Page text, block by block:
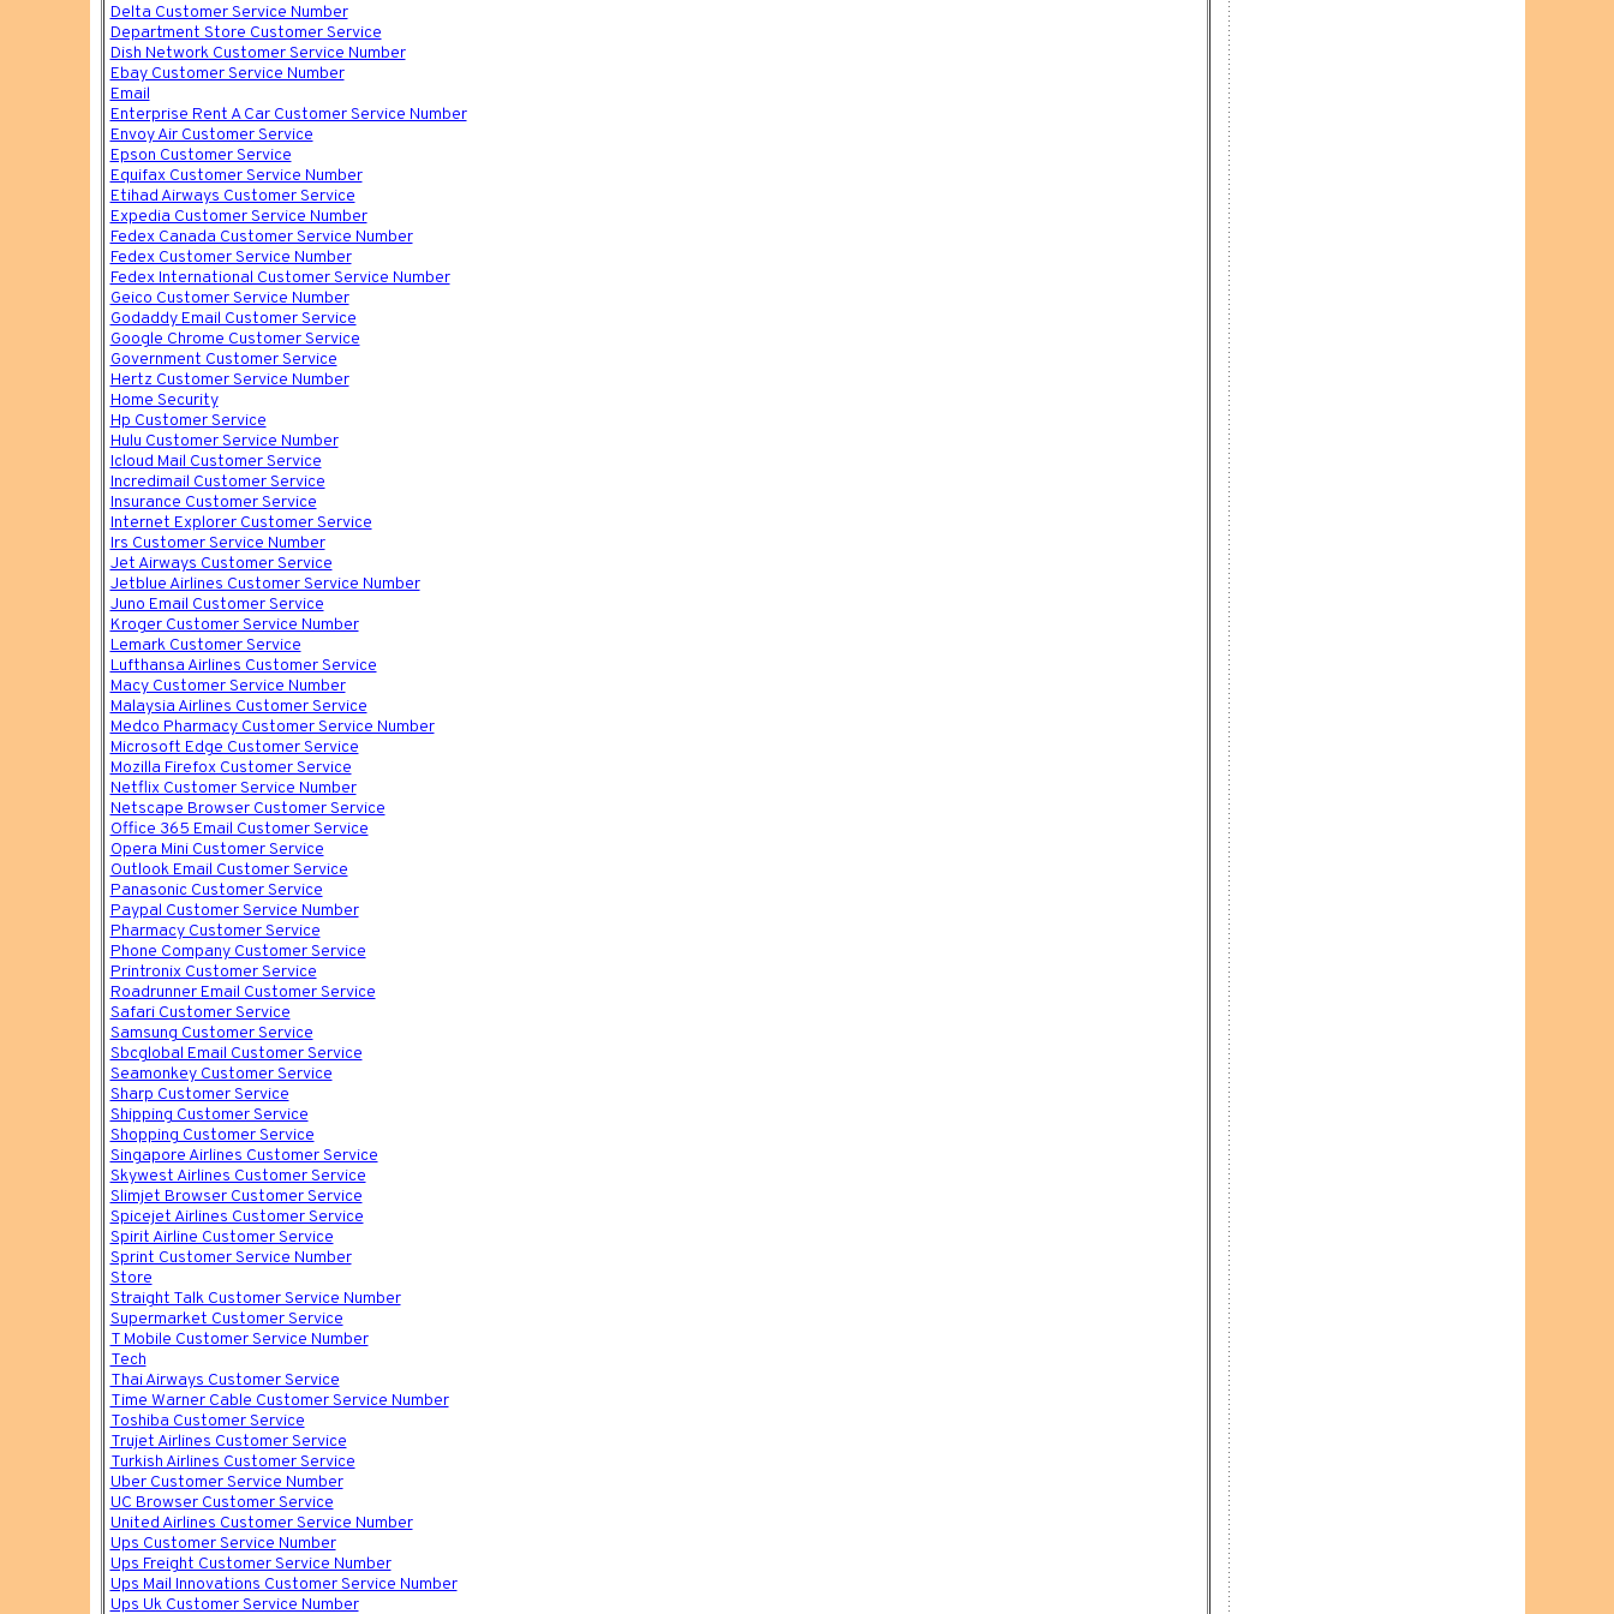
Delta Customer Service Number
Department Store Customer Service
Dish Network Customer Service Number
Ebay Customer Service Number
Email
Enterprise Rent A Car Customer Service Number
Envoy Air Customer Service
Epson Customer Service
Equifax Customer Service Number
Etihad Airways Customer Service
Expedia Customer Service Number
Fedex Canada Customer Service Number
Fedex Customer Service Number
Fedex International Customer Service Number
Geico Customer Service Number
Godaddy Email Customer Service
Google Chrome Customer Service
Government Customer Service
Hertz Customer Service Number
Home Security
Hp Customer Service
Hulu Customer Service Number
Icloud Mail Customer Service
Incredimail Customer Service
Insurance Customer Service
Internet Explorer Customer Service
Irs Customer Service Number
Jet Airways Customer Service
Jetblue Airlines Customer Service Number
Juno Email Customer Service
Kroger Customer Service Number
Lemark Customer Service
Lufthansa Airlines Customer Service
Macy Customer Service Number
Malaysia Airlines Customer Service
Medco Pharmacy Customer Service Number
Microsoft Edge Customer Service
Mozilla Firefox Customer Service
Netflix Customer Service Number
Netscape Browser Customer Service
Office 365 Email Customer Service
Opera Mini Customer Service
Outlook Email Customer Service
Panasonic Customer Service
Paypal Customer Service Number
Pharmacy Customer Service
Phone Company Customer Service
Printronix Customer Service
Roadrunner Email Customer Service
Safari Customer Service
Samsung Customer Service
Sbcglobal Email Customer Service
Seamonkey Customer Service
Sharp Customer Service
Shipping Customer Service
Shopping Customer Service
Singapore Airlines Customer Service
Skywest Airlines Customer Service
Slimjet Browser Customer Service
Spicejet Airlines Customer Service
Spirit Airline Customer Service
Sprint Customer Service Number
Store
Straight Talk Customer Service Number
Supermarket Customer Service
T Mobile Customer Service Number
Tech
Thai Airways Customer Service
Time Warner Cable Customer Service Number
Toshiba Customer Service
Trujet Airlines Customer Service
Turkish Airlines Customer Service
Uber Customer Service Number
UC Browser Customer Service
United Airlines Customer Service Number
Ups Customer Service Number
Ups Freight Customer Service Number
Ups Mail Innovations Customer Service Number
Ups Uk Customer Service Number